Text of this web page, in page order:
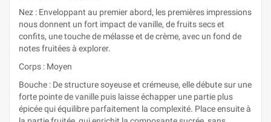
Nez : Enveloppant au premier abord, les premières impressions
nous donnent un fort impact de vanille, de fruits secs et
confits, une touche de mélasse et de crème, avec un fond de
notes fruitées à explorer.
Corps : Moyen
Bouche : De structure soyeuse et crémeuse, elle débute sur une
forte pointe de vanille puis laisse échapper une partie plus
épicée qui équilibre parfaitement la complexité. Place ensuite à